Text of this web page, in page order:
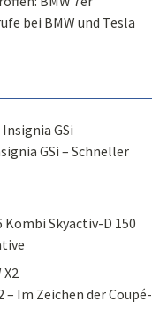
bei BMW und Tesla
GSi – Schneller
Skyactiv-D 150
– Im Zeichen der Coupé-